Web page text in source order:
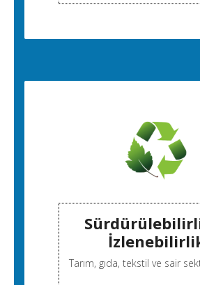
Tarım, gıda, tekstil ve sair